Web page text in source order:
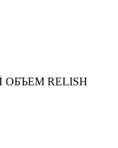
RELISH